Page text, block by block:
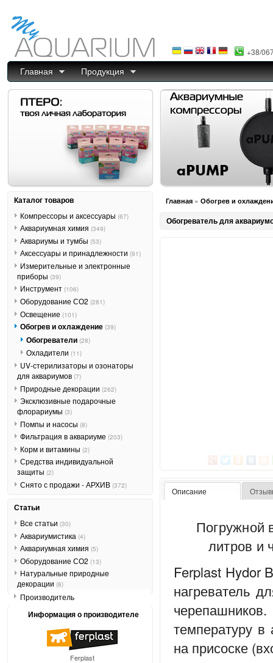
+38/
Главная Продукция
Главная » Обогрев и
Обогреватель для
Описание
Погружной
литров и
Ferplast Hydor
нагреватель
температуру
на присоске
Каталог товаров
Компрессоры и аксессуары (67)
Аквариумная химия (349)
Аквариумы и тумбы (53)
Аксессуары и принадлежности (91)
Измерительные и электронные
приборы (39)
Инструмент (106)
Оборудование СО2 (281)
Освещение (101)
Обогрев и охлаждение (39)
Обогреватели (28)
Охладители (11)
UV-стерилизаторы и озонаторы
для аквариумов (7)
Природные декорации (262)
Эксклюзивные подарочные
флорариумы (3)
Помпы и насосы (8)
Фильтрация в аквариуме (203)
Корм и витамины (2)
Средства индивидуальной
защиты (2)
Снято с продажи - АРХИВ (372)
Статьи
Все статьи (30)
Аквариумистика (4)
Аквариумная химия (5)
Оборудование СО2 (13)
Натуральные природные
декорации (8)
Производитель
Информация о производителе
Ferplast